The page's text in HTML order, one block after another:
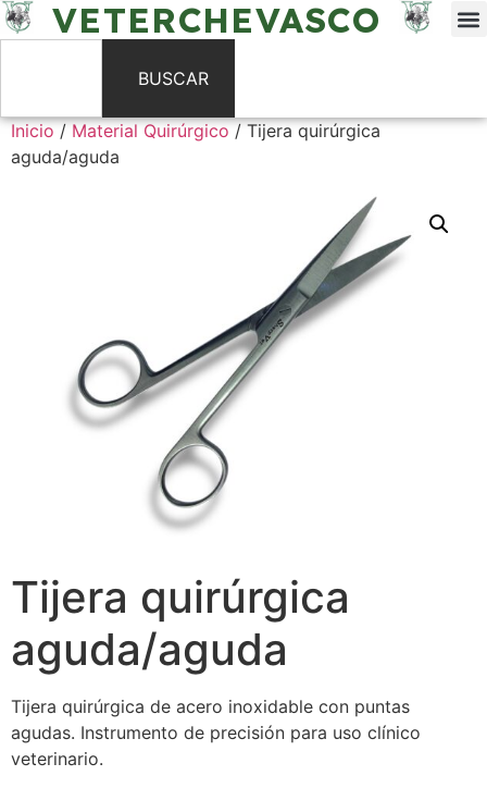
VETERCHEVASCO
BUSCAR
Inicio/Material Quirúrgico/ Tijera quirúrgica
aguda/aguda
Tijera quirúrgica
aguda/aguda
Tijera quirúrgica de acero inoxidable con puntas
agudas. Instrumento de precisión para uso clínico
veterinario.